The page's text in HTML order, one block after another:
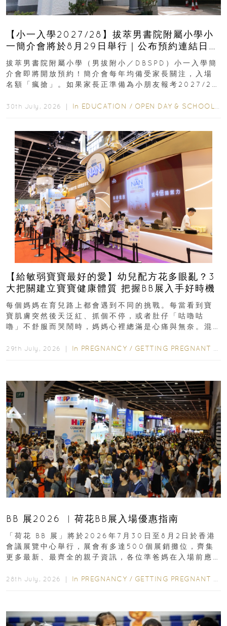
【小一入學2027/28】拔萃男書院附屬小學小
一簡介會將於8月29日舉行｜公布預約連結日期
｜更設有網上重溫
拔萃男書院附屬小學（男拔附小／DBSPD）小一入學簡
介會即將開放預約！簡介會每年均備受家長關注，入場
名額「瘋搶」。如果家長正準備為小朋友報考2027/28
30th July, 2026 ｜ In EDUCATION / OPEN DAY & SCHOOL EVENTS
【給敏弱寶寶最好的愛】幼兒配方花多眼亂？3
大把關建立寶寶健康體質 把握BB展入手好時機
每個媽媽在育兒路上都會遇到不同的挑戰。每當看到寶
寶肌膚突然後天泛紅、抓個不停，或者肚仔「咕嚕咕
嚕」不舒服而哭鬧時，媽媽心裡總滿是心痛與無奈。混
29th July, 2026 ｜ In PREGNANCY / GETTING PREGNANT
BB 展2026 ︳荷花BB展入場優惠指南
「荷花 BB 展」將於2026年7月30日至8月2日於香港
會議展覽中心舉行，展會有多達500個展銷攤位，齊集
更多最新、最齊全的親子資訊，各位準爸媽在入場前應
28th July, 2026 ｜ In PREGNANCY / GETTING PREGNANT